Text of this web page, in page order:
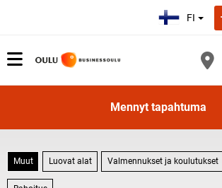
FI
Mennyt tapahtuma
Muut Luovat alat Valmennukset ja koulutukset